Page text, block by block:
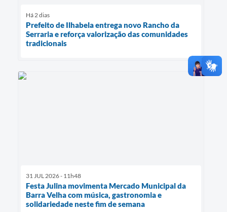
Há 2 dias
Prefeito de Ilhabela entrega novo Rancho da
Serraria e reforça valorização das comunidades
tradicionais
31 JUL 2026 - 11h48
Festa Julina movimenta Mercado Municipal da
Barra Velha com música, gastronomia e
solidariedade neste fim de semana